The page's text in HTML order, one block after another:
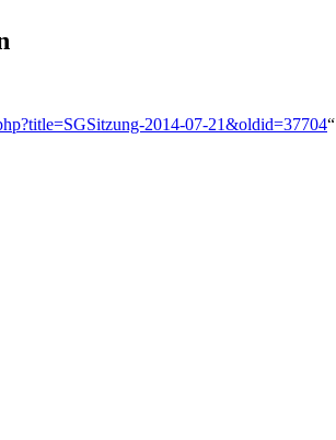
2014-07-21&oldid=37704“